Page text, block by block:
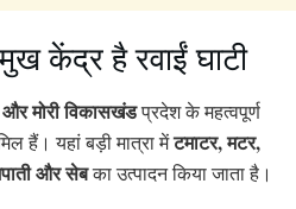
केंद्र है रवाईं घाटी
और मोरी विकासखंडप्रदेश के महत्वपूर्ण
हैं। यहां बड़ी मात्रा मेंटमाटर, मटर,
और सेबका उत्पादन किया जाता है।